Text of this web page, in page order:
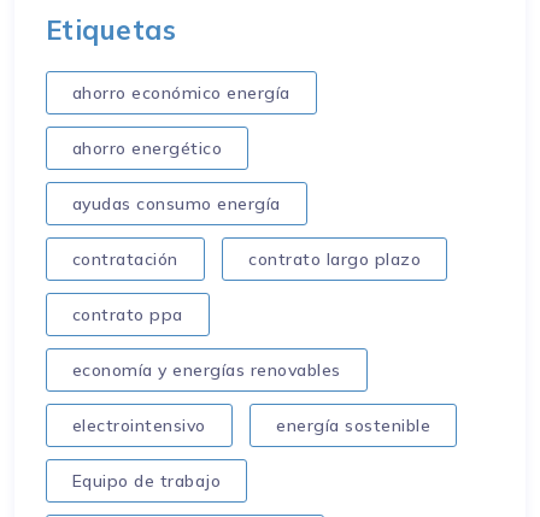
Etiquetas
ahorro económico energía
ahorro energético
ayudas consumo energía
contratación contrato largo plazo
contrato ppa
economía y energías renovables
electrointensivo energía sostenible
Equipo de trabajo